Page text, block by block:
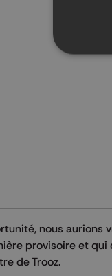
nous aurions
provisoire et
de Trooz.